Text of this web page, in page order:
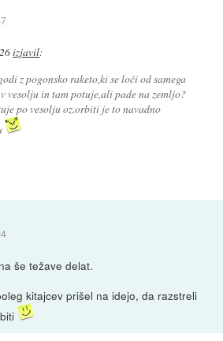
izjavil:
z pogonsko raketo,ki se loči od samega
vesolju in tam potuje,ali pade na zemljo?
po vesolju oz.orbiti je to navadno
še težave delat.
kitajcev prišel na idejo, da razstreli